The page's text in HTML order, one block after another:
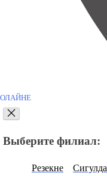
ОЛАЙНЕ
Выберите филиал:
Резекне Сигулда